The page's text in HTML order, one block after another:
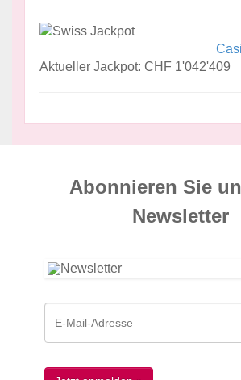
Aktueller Jackpot: CHF 1'042'409
Abonnieren Sie
News­letter